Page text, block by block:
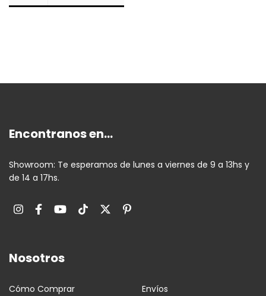
Encontranos en...
Showroom: Te esperamos de lunes a viernes de 9 a 13hs y
de 14 a 17hs.
Nosotros
Cómo Comprar Envíos